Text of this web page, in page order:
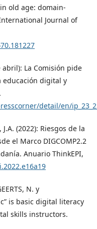
in old age: domain-
Journal of
abril): La Comisión pide
digital y
detail/en/
J.A. (2022): Riesgos de la
el Marco DIGCOMP2.2
Anuario ThinkEPI,
N. y
is basic digital literacy
skills instructors.